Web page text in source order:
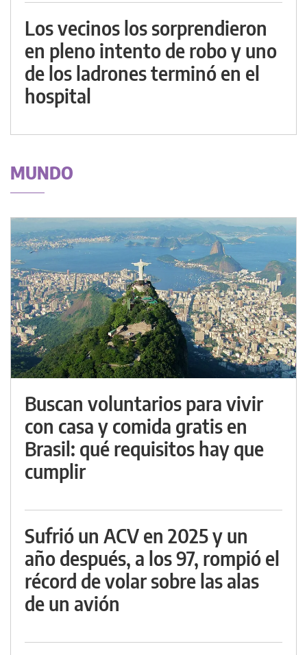
Los vecinos los sorprendieron
en pleno intento de robo y uno
de los ladrones terminó en el
hospital
MUNDO
Buscan voluntarios para vivir
con casa y comida gratis en
Brasil: qué requisitos hay que
cumplir
Sufrió un ACV en 2025 y un
año después, a los 97, rompió el
récord de volar sobre las alas
de un avión